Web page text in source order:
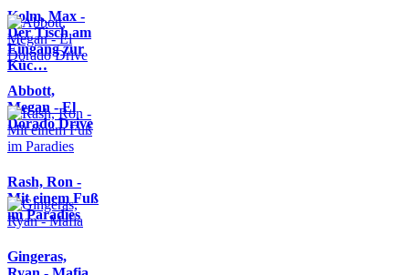
Kolm, Max -
Der Tisch am
Eingang zur
Küc…
Abbott,
Megan - El
Dorado Drive
Rash, Ron -
Mit einem Fuß
im Paradies
Gingeras,